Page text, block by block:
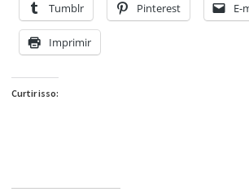
Tumblr Pinterest E-
Imprimir
Curtir isso: